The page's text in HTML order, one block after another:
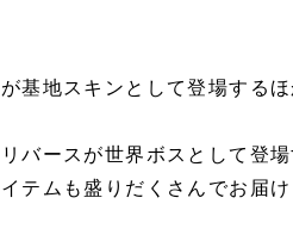
基地スキンとして登場する
バースが世界ボスとして登
テムも盛りだくさんでお届け